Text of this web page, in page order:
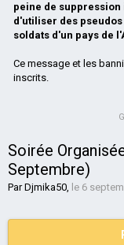
peine de
d'utiliser des
soldats d'un pays de
Ce message et les
inscrits.
Soirée
Septembre)
ParDjmika50, le 6